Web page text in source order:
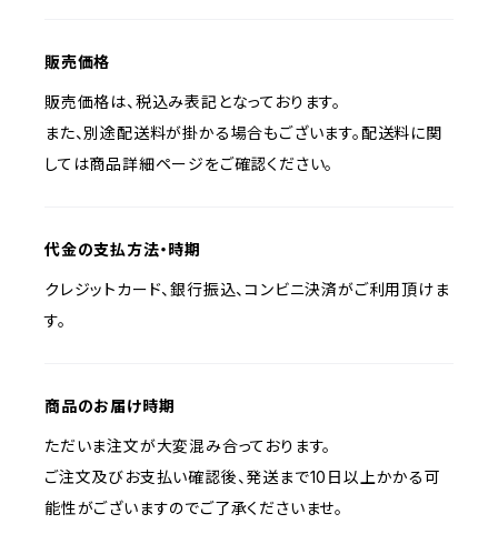
販売価格
販売価格は、税込み表記となっております。
また、別途配送料が掛かる場合もございます。配送料に関
しては商品詳細ページをご確認ください。
代金の支払方法・時期
クレジットカード、銀行振込、コンビニ決済がご利用頂けま
す。
商品のお届け時期
ただいま注文が大変混み合っております。
ご注文及びお支払い確認後、発送まで10日以上かかる可
能性がございますのでご了承くださいませ。